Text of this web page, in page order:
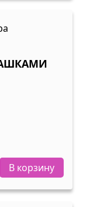
В корзину